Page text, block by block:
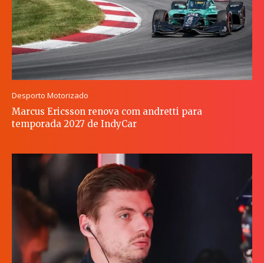
Desporto Motorizado
Marcus Ericsson renova com andretti para
temporada 2027 de IndyCar